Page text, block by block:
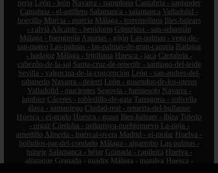
nerja León - león Navarra - pamplona Cantabria - santander
Cantabria - el-astillero Salamanca - salamanca Valladolid -
boecillo Murcia - murcia Málaga - torremolinos Illes-balears
- calvià Alicante - benidorm Gipuzkoa - san-sebastián
Málaga - fuengirola Asturias - gijón Las-palmas - vega-de-
san-mateo Las-palmas - las-palmas-de-gran-canaria Badajoz
- badajoz Málaga - frigiliana Huesca - jaca Cantabria -
cabezón-de-la-sal Santa-cruz-de-tenerife - santiago-del-teide
Sevilla - valencina-de-la-concepción León - san-andrés-del-
rabanedo Navarra - deierri León - gusendos-de-los-oteros
Valladolid - mucientes Segovia - fuentesoto Navarra -
lumbier Cáceres - robledillo-de-gata Tarragona - solivella
álava - samaniego Ciudad-real - retuerta-del-bullaque
Huesca - el-grado Huesca - graus Illes-balears - ibiza Toledo
- orgaz Córdoba - peñarroya-pueblonuevo La-rioja -
arnedillo Almería - huércal-overa Madrid - el-molar Huelva -
bollullos-par-del-condado Málaga - algarrobo Las-palmas -
tuineje Salamanca - béjar Granada - capileira Huelva -
aljaraque Granada - guadix Málaga - manilva Huesca -